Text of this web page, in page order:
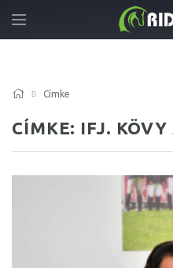
Címke
CÍMKE: IFJ. KÖVY